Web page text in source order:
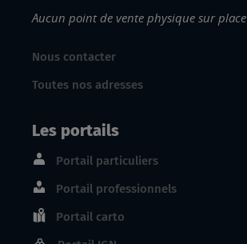
Aucun point de vente physique sur place
Nous contacter
Toutes nos adresses
Les portails
Portail particuliers
Portail professionnels
Portail carto